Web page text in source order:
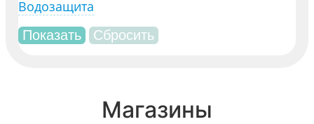
Водозащита
Магазины